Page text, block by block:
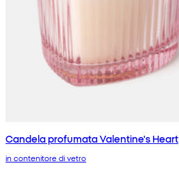
Candela profumata Valentine's Heart
in contenitore di vetro